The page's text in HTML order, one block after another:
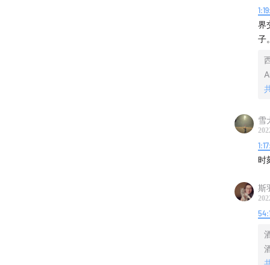
界
子
雪
时
斯